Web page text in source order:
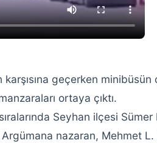
karşısına geçerken minibüsün
ortaya çıktı.
Seyhan ilçesi
Argümana nazaran, Mehmet